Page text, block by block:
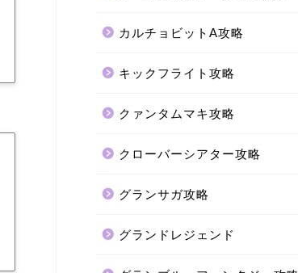
カルチョビットA攻略
キックフライト攻略
クァンタムマキ攻略
クローバーシアター攻略
グランサガ攻略
グランドレジェンド